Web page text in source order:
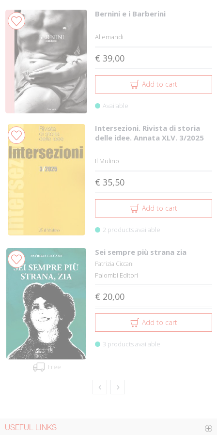
Bernini e i Barberini
Allemandi
€ 39,00
Add to cart
Available
Intersezioni. Rivista di storia
delle idee. Annata XLV. 3/2025
Il Mulino
€ 35,50
Add to cart
2 products available
Free
Sei sempre più strana zia
Patrizia Ciccani
Palombi Editori
€ 20,00
Add to cart
3 products available
USEFUL LINKS